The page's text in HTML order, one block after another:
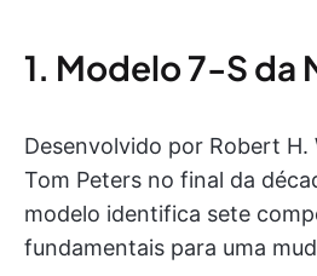
1. Modelo 7-S da
Desenvolvido por Robert H.
Tom Peters no final da
modelo identifica sete
fundamentais para uma